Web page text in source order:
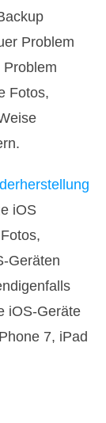
Problem
Fotos,
iOS
Geräten
iOS-Geräte
7, iPad